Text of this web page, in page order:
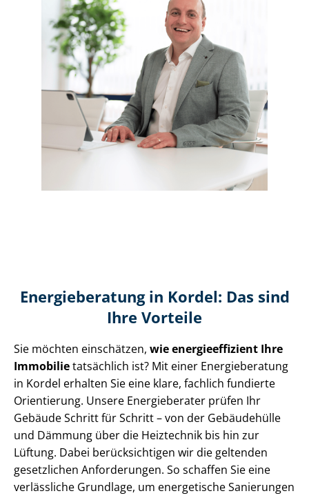
Energieberatung in Kordel: Das sind
Ihre Vorteile
Sie möchten einschätzen, wie en­er­gie­ef­fi­zi­ent Ihre
Immobilietatsächlich ist? Mit einer Energieberatung
in Kordel erhalten Sie eine klare, fachlich fundierte
Orientierung. Unsere Energieberater prüfen Ihr
Gebäude Schritt für Schritt – von der Gebäudehülle
und Dämmung über die Heiztechnik bis hin zur
Lüftung. Dabei berücksichtigen wir die geltenden
gesetzlichen Anforderungen. So schaffen Sie eine
verlässliche Grundlage, um energetische Sanierungen